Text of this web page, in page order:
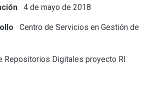
4 de mayo de 2018
Centro de Servicios en Gestión de
Repositorios Digitales proyecto RI